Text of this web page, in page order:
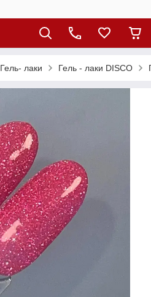
Гель- лаки Гель - лаки DISCO